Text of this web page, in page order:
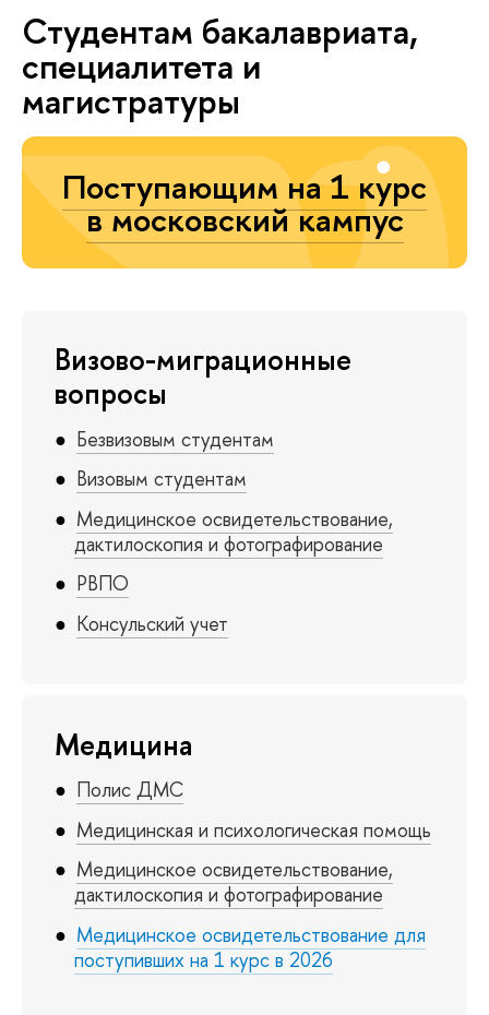
Студентам бакалавриата,
специалитета и
магистратуры
Поступающим на 1 курс
в московский кампус
Визово-миграционные
вопросы
Безвизовым студентам
Визовым студентам
Медицинское освидетельствование,
дактилоскопия и фотографирование
РВПО
Консульский учет
Медицина
Полис ДМС
Медицинская и психологическая помощь
Медицинское освидетельствование,
дактилоскопия и фотографирование
Медицинское освидетельствование для
поступивших на 1 курс в 2026